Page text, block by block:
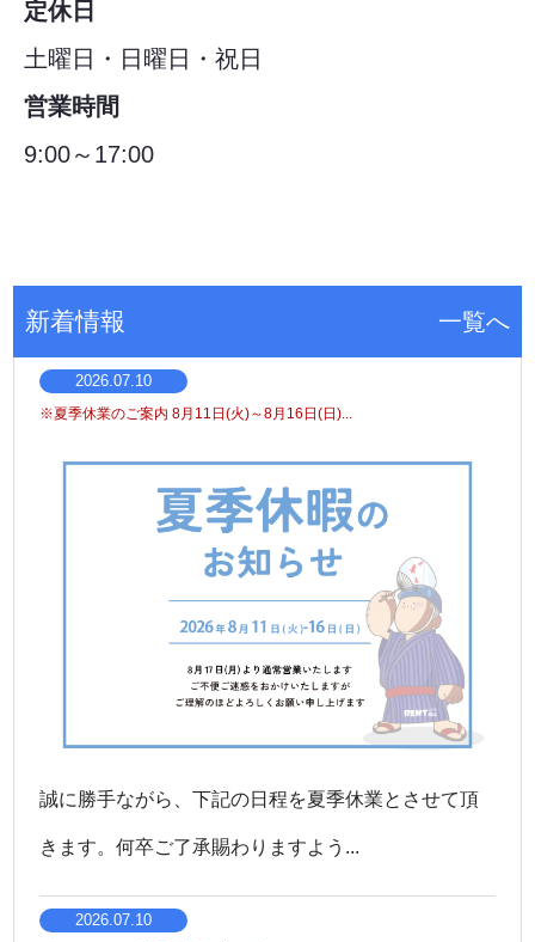
定休日
土曜日・日曜日・祝日
営業時間
9:00～17:00
新着情報 一覧へ
2026.07.10
※夏季休業のご案内 8月11日(火)～8月16日(日)...
誠に勝手ながら、下記の日程を夏季休業とさせて頂
きます。何卒ご了承賜わりますよう...
2026.07.10